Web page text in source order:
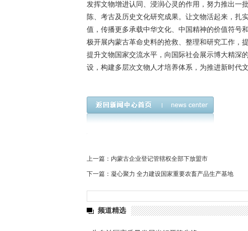
发挥文物增进认同、浸润心灵的作用，努力推出一
陈、考古及历史文化研究成果。让文物活起来，扎
值，传播更多承载中华文化、中国精神的价值符号
极开展内蒙古革命史料的抢救、整理和研究工作，
提升文物国家交流水平，向国际社会展示博大精深
设，构建多层次文物人才培养体系，为推进新时代
上一篇： 内蒙古企业登记管辖权全部下放盟市
下一篇： 凝心聚力 全力建设国家重要农畜产品生产基地
频道精选